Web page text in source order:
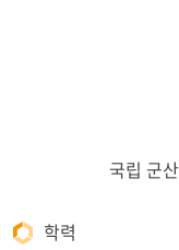
국립 군
학력